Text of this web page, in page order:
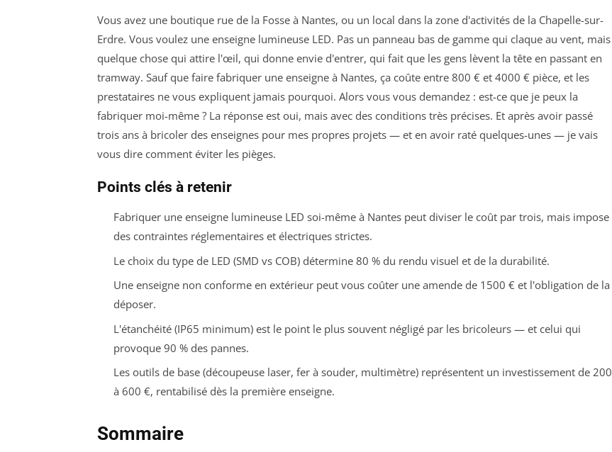
Vous avez une boutique rue de la Fosse à Nantes, ou un local dans la zone d'activités de la Chapelle-sur-
Erdre. Vous voulez une enseigne lumineuse LED. Pas un panneau bas de gamme qui claque au vent, mais
quelque chose qui attire l'œil, qui donne envie d'entrer, qui fait que les gens lèvent la tête en passant en
tramway. Sauf que faire fabriquer une enseigne à Nantes, ça coûte entre 800 € et 4000 € pièce, et les
prestataires ne vous expliquent jamais pourquoi. Alors vous vous demandez : est-ce que je peux la
fabriquer moi-même ? La réponse est oui, mais avec des conditions très précises. Et après avoir passé
trois ans à bricoler des enseignes pour mes propres projets — et en avoir raté quelques-unes — je vais
vous dire comment éviter les pièges.
Points clés à retenir
Fabriquer une enseigne lumineuse LED soi-même à Nantes peut diviser le coût par trois, mais impose
des contraintes réglementaires et électriques strictes.
Le choix du type de LED (SMD vs COB) détermine 80 % du rendu visuel et de la durabilité.
Une enseigne non conforme en extérieur peut vous coûter une amende de 1500 € et l'obligation de la
déposer.
L'étanchéité (IP65 minimum) est le point le plus souvent négligé par les bricoleurs — et celui qui
provoque 90 % des pannes.
Les outils de base (découpeuse laser, fer à souder, multimètre) représentent un investissement de 200
à 600 €, rentabilisé dès la première enseigne.
Sommaire